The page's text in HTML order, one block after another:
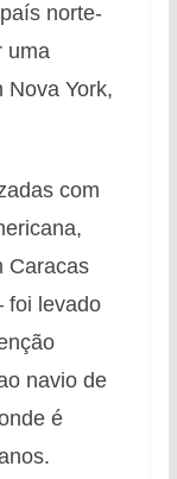
norte-
uma
Nova York,
com
Caracas
foi levado
navio de
é